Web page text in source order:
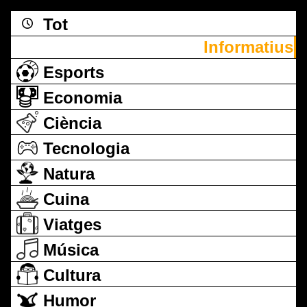
Tot
Informatius
Esports
Economia
Ciència
Tecnologia
Natura
Cuina
Viatges
Música
Cultura
Humor